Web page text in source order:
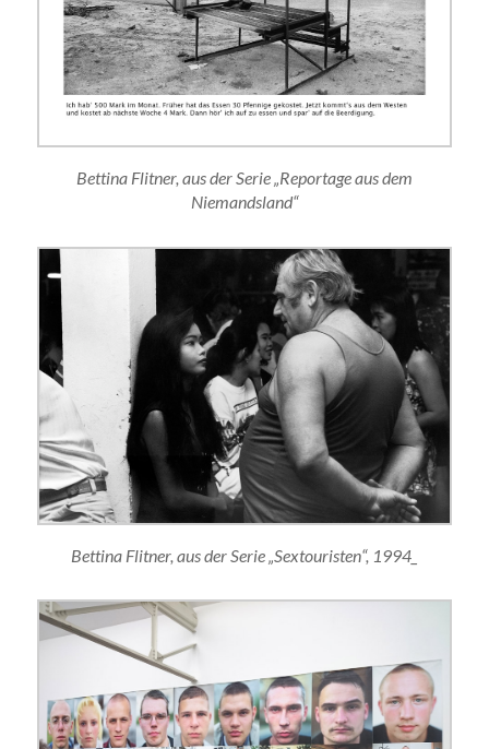
Bettina Flitner, aus der Serie „Reportage aus dem
Niemandsland“
Bettina Flitner, aus der Serie „Sextouristen“, 1994_